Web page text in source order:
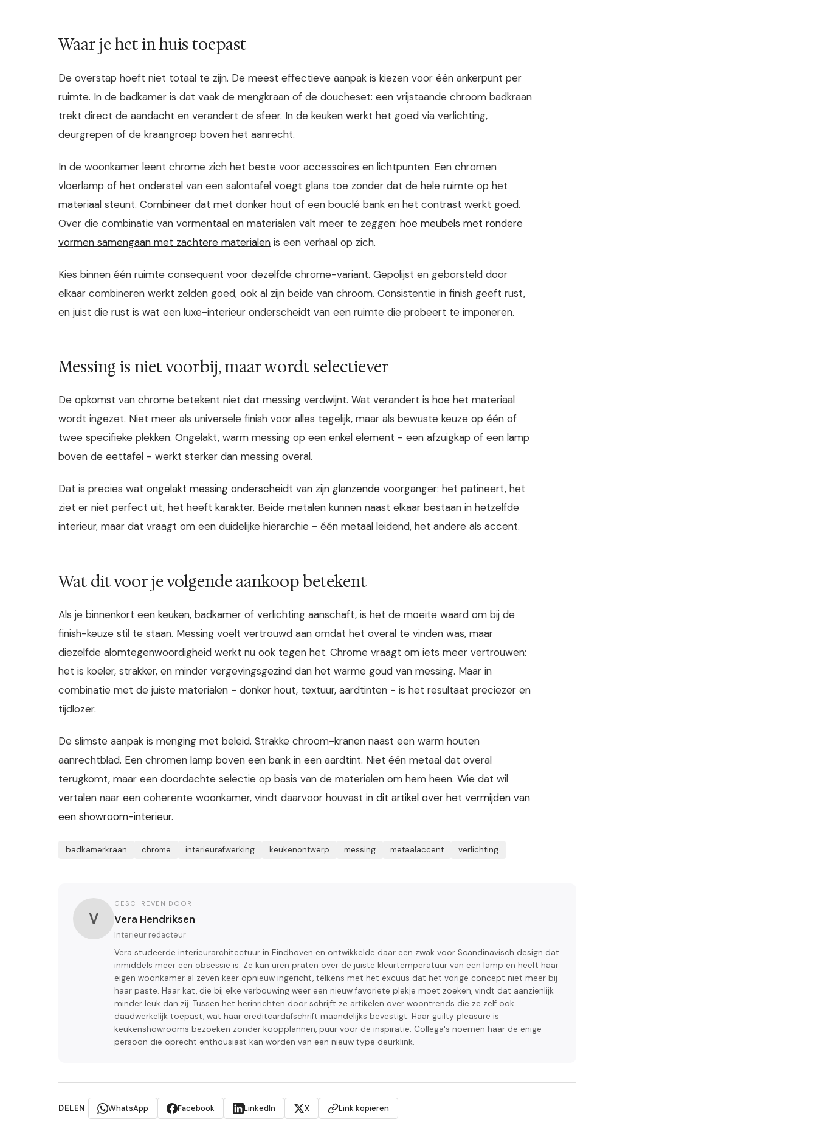
Waar je het in huis toepast
De overstap hoeft niet totaal te zijn. De meest effectieve aanpak is kiezen voor één ankerpunt per
ruimte. In de badkamer is dat vaak de mengkraan of de doucheset: een vrijstaande chroom badkraan
trekt direct de aandacht en verandert de sfeer. In de keuken werkt het goed via verlichting,
deurgrepen of de kraangroep boven het aanrecht.
In de woonkamer leent chrome zich het beste voor accessoires en lichtpunten. Een chromen
vloerlamp of het onderstel van een salontafel voegt glans toe zonder dat de hele ruimte op het
materiaal steunt. Combineer dat met donker hout of een bouclé bank en het contrast werkt goed.
Over die combinatie van vormentaal en materialen valt meer te zeggen: hoe meubels met rondere
vormen samengaan met zachtere materialen is een verhaal op zich.
Kies binnen één ruimte consequent voor dezelfde chrome-variant. Gepolijst en geborsteld door
elkaar combineren werkt zelden goed, ook al zijn beide van chroom. Consistentie in finish geeft rust,
en juist die rust is wat een luxe-interieur onderscheidt van een ruimte die probeert te imponeren.
Messing is niet voorbij, maar wordt selectiever
De opkomst van chrome betekent niet dat messing verdwijnt. Wat verandert is hoe het materiaal
wordt ingezet. Niet meer als universele finish voor alles tegelijk, maar als bewuste keuze op één of
twee specifieke plekken. Ongelakt, warm messing op een enkel element - een afzuigkap of een lamp
boven de eettafel - werkt sterker dan messing overal.
Dat is precies wat ongelakt messing onderscheidt van zijn glanzende voorganger: het patineert, het
ziet er niet perfect uit, het heeft karakter. Beide metalen kunnen naast elkaar bestaan in hetzelfde
interieur, maar dat vraagt om een duidelijke hiërarchie - één metaal leidend, het andere als accent.
Wat dit voor je volgende aankoop betekent
Als je binnenkort een keuken, badkamer of verlichting aanschaft, is het de moeite waard om bij de
finish-keuze stil te staan. Messing voelt vertrouwd aan omdat het overal te vinden was, maar
diezelfde alomtegenwoordigheid werkt nu ook tegen het. Chrome vraagt om iets meer vertrouwen:
het is koeler, strakker, en minder vergevingsgezind dan het warme goud van messing. Maar in
combinatie met de juiste materialen - donker hout, textuur, aardtinten - is het resultaat preciezer en
tijdlozer.
De slimste aanpak is menging met beleid. Strakke chroom-kranen naast een warm houten
aanrechtblad. Een chromen lamp boven een bank in een aardtint. Niet één metaal dat overal
terugkomt, maar een doordachte selectie op basis van de materialen om hem heen. Wie dat wil
vertalen naar een coherente woonkamer, vindt daarvoor houvast in dit artikel over het vermijden van
een showroom-interieur.
badkamerkraan chrome interieurafwerking keukenontwerp messing metaalaccent verlichting
V
GESCHREVEN DOOR
Vera Hendriksen
Interieur redacteur
Vera studeerde interieurarchitectuur in Eindhoven en ontwikkelde daar een zwak voor Scandinavisch design dat
inmiddels meer een obsessie is. Ze kan uren praten over de juiste kleurtemperatuur van een lamp en heeft haar
eigen woonkamer al zeven keer opnieuw ingericht, telkens met het excuus dat het vorige concept niet meer bij
haar paste. Haar kat, die bij elke verbouwing weer een nieuw favoriete plekje moet zoeken, vindt dat aanzienlijk
minder leuk dan zij. Tussen het herinrichten door schrijft ze artikelen over woontrends die ze zelf ook
daadwerkelijk toepast, wat haar creditcardafschrift maandelijks bevestigt. Haar guilty pleasure is
keukenshowrooms bezoeken zonder koopplannen, puur voor de inspiratie. Collega's noemen haar de enige
persoon die oprecht enthousiast kan worden van een nieuw type deurklink.
DELEN WhatsApp Facebook LinkedIn X Link kopieren